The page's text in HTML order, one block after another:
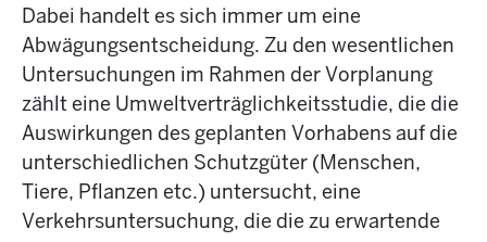
Dabei handelt es sich immer um eine
Abwägungsentscheidung. Zu den wesentlichen
Untersuchungen im Rahmen der Vorplanung
zählt eine Umweltverträglichkeitsstudie, die die
Auswirkungen des geplanten Vorhabens auf die
unterschiedlichen Schutzgüter (Menschen,
Tiere, Pflanzen etc.) untersucht, eine
Verkehrsuntersuchung, die die zu erwartende